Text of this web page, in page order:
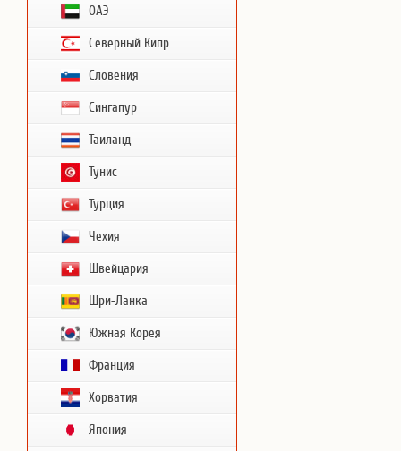
ОАЭ
Северный Кипр
Словения
Сингапур
Таиланд
Тунис
Турция
Чехия
Швейцария
Шри-Ланка
Южная Корея
Франция
Хорватия
Япония